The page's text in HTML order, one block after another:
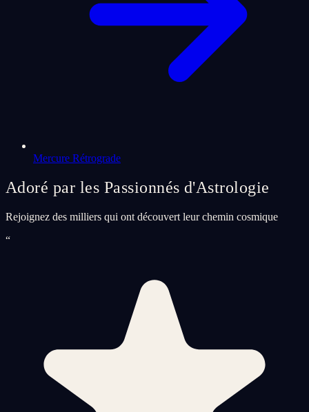
Mercure Rétrograde
Adoré par les Passionnés d'Astrologie
Rejoignez des milliers qui ont découvert leur chemin cosmique
“